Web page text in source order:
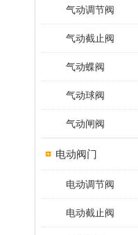
气动调节阀
气动截止阀
气动蝶阀
气动球阀
气动闸阀
电动阀门
电动调节阀
电动截止阀